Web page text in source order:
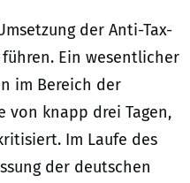
der Anti-Tax-
führen. Ein wesentlicher
im Bereich der
von knapp drei Tagen,
Im Laufe des
der deutschen